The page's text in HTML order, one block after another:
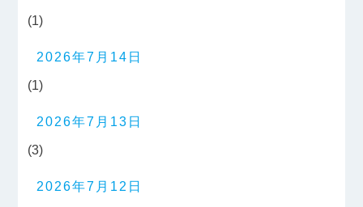
(1)
2026年7月14日
(1)
2026年7月13日
(3)
2026年7月12日